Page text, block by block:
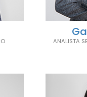
ANALISTA